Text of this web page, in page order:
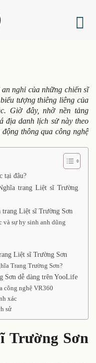
nghỉ của những chiến sĩ
tượng thiêng liêng của
Giờ đây, nhờ nền tảng
địa danh lịch sử này theo
thông qua công nghệ
tại đâu?
trang Liệt sĩ Trường
Liệt sĩ Trường Sơn
sự hy sinh anh dũng
Liệt sĩ Trường Sơn
Trang Trường Sơn?
Sơn dễ dàng trên YooLife
công nghệ VR360
xác
sử
Trường Sơn